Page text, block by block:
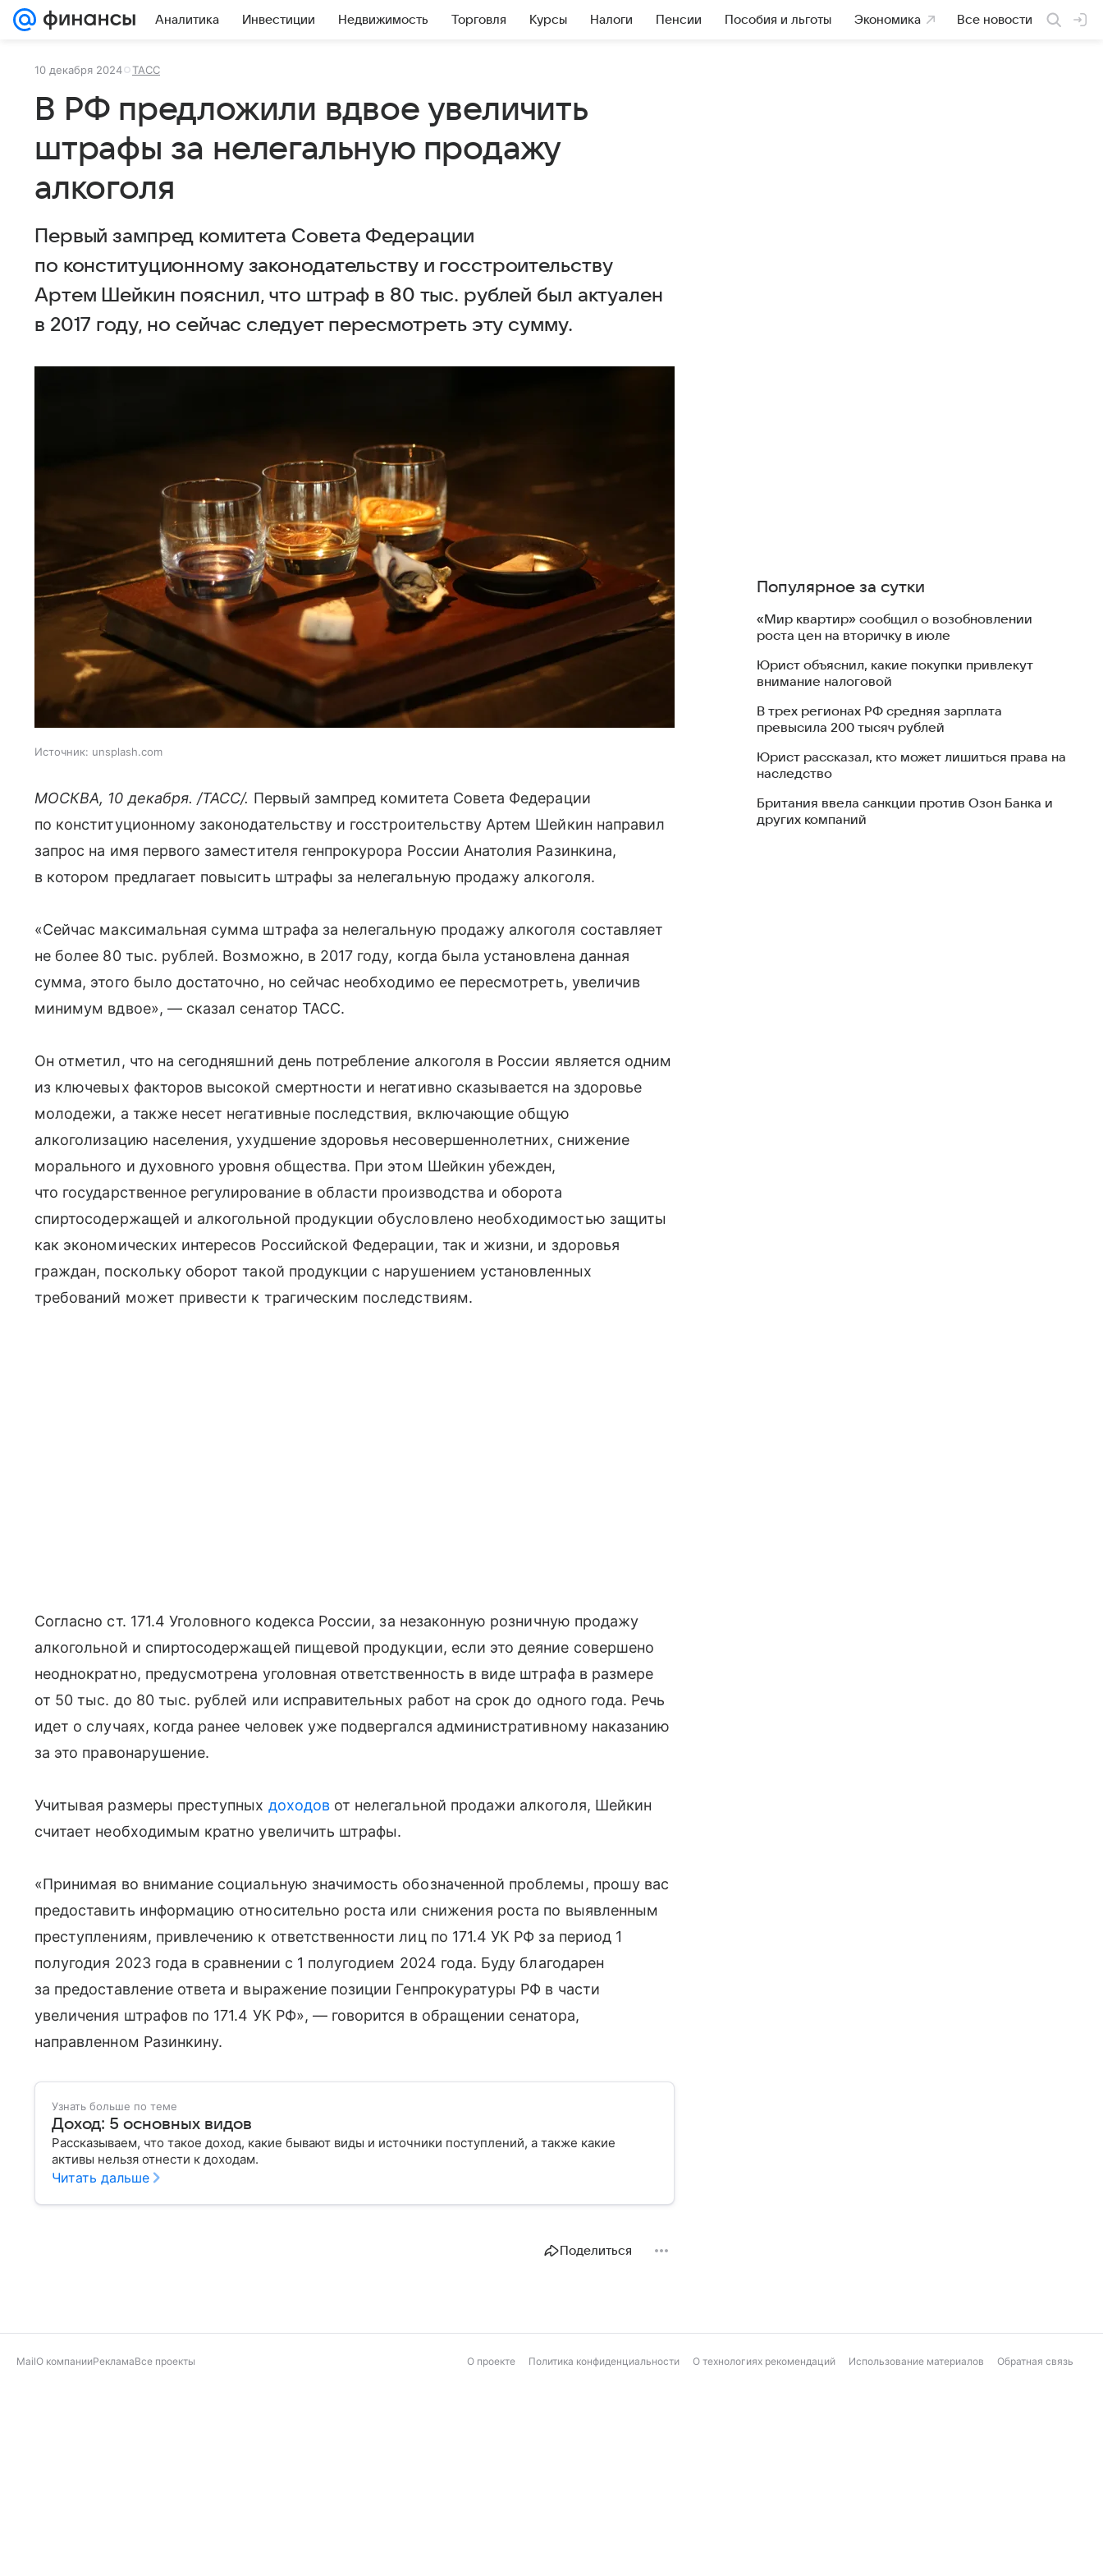
Аналитика Инвестиции Недвижимость Торговля Курсы Налоги Пенсии Пособия и льготы Экономика Все новости
10 декабря 2024 ТАСС
В РФ предложили вдвое увеличить
штрафы за нелегальную продажу
алкоголя
Первый зампред комитета Совета Федерации
по конституционному законодательству и госстроительству
Артем Шейкин пояснил, что штраф в 80 тыс. рублей был актуален
в 2017 году, но сейчас следует пересмотреть эту сумму.
Источник: unsplash.com
МОСКВА, 10 декабря. /ТАСС/. Первый зампред комитета Совета Федерации
по конституционному законодательству и госстроительству Артем Шейкин направил
запрос на имя первого заместителя генпрокурора России Анатолия Разинкина,
в котором предлагает повысить штрафы за нелегальную продажу алкоголя.
«Сейчас максимальная сумма штрафа за нелегальную продажу алкоголя составляет
не более 80 тыс. рублей. Возможно, в 2017 году, когда была установлена данная
сумма, этого было достаточно, но сейчас необходимо ее пересмотреть, увеличив
минимум вдвое», — сказал сенатор ТАСС.
Он отметил, что на сегодняшний день потребление алкоголя в России является одним
из ключевых факторов высокой смертности и негативно сказывается на здоровье
молодежи, а также несет негативные последствия, включающие общую
алкоголизацию населения, ухудшение здоровья несовершеннолетних, снижение
морального и духовного уровня общества. При этом Шейкин убежден,
что государственное регулирование в области производства и оборота
спиртосодержащей и алкогольной продукции обусловлено необходимостью защиты
как экономических интересов Российской Федерации, так и жизни, и здоровья
граждан, поскольку оборот такой продукции с нарушением установленных
требований может привести к трагическим последствиям.
Согласно ст. 171.4 Уголовного кодекса России, за незаконную розничную продажу
алкогольной и спиртосодержащей пищевой продукции, если это деяние совершено
неоднократно, предусмотрена уголовная ответственность в виде штрафа в размере
от 50 тыс. до 80 тыс. рублей или исправительных работ на срок до одного года. Речь
идет о случаях, когда ранее человек уже подвергался административному наказанию
за это правонарушение.
Учитывая размеры преступных доходовот нелегальной продажи алкоголя, Шейкин
считает необходимым кратно увеличить штрафы.
«Принимая во внимание социальную значимость обозначенной проблемы, прошу вас
предоставить информацию относительно роста или снижения роста по выявленным
преступлениям, привлечению к ответственности лиц по 171.4 УК РФ за период 1
полугодия 2023 года в сравнении с 1 полугодием 2024 года. Буду благодарен
за предоставление ответа и выражение позиции Генпрокуратуры РФ в части
увеличения штрафов по 171.4 УК РФ», — говорится в обращении сенатора,
направленном Разинкину.
Узнать больше по теме
Доход: 5 основных видов
Рассказываем, что такое доход, какие бывают виды и источники поступлений, а также какие
активы нельзя отнести к доходам.
Читать дальше
Поделиться
Популярное за сутки
«Мир квартир» сообщил о возобновлении
роста цен на вторичку в июле
Юрист объяснил, какие покупки привлекут
внимание налоговой
В трех регионах РФ средняя зарплата
превысила 200 тысяч рублей
Юрист рассказал, кто может лишиться права на
наследство
Британия ввела санкции против Озон Банка и
других компаний
MailО компанииРекламаВсе проекты О проекте Политика конфиденциальности О технологиях рекомендаций Использование материалов Обратная связь